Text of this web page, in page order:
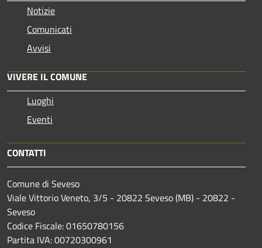
Notizie
Comunicati
Avvisi
VIVERE IL COMUNE
Luoghi
Eventi
CONTATTI
Comune di Seveso
Viale Vittorio Veneto, 3/5 - 20822 Seveso (MB) - 20822 -
Seveso
Codice Fiscale: 01650780156
Partita IVA: 00720300961